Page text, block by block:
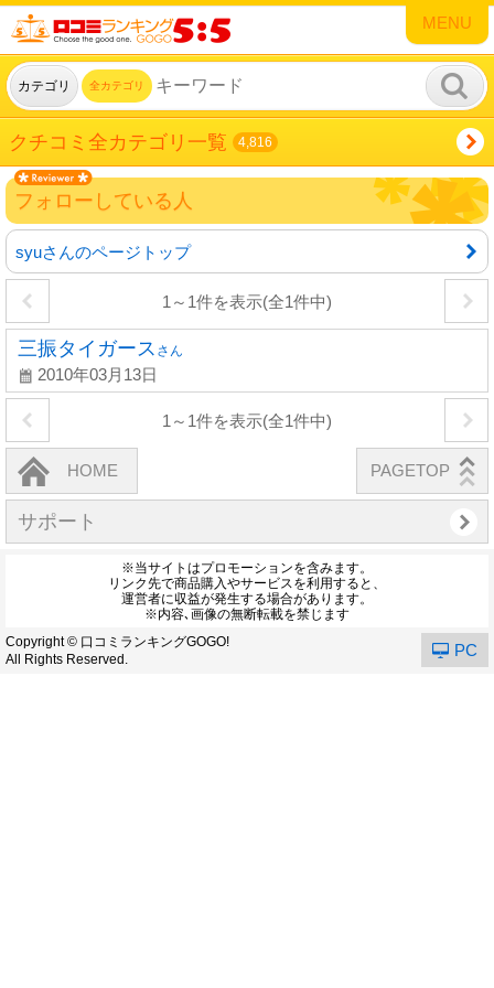
MENU
カテゴリ 全カテゴリ
クチコミ全カテゴリ一覧 4,816
フォローしている人
syuさんのページトップ
1～1件を表示(全1件中)
三振タイガース さん
2010年03月13日
1～1件を表示(全1件中)
HOME PAGETOP
サポート
※当サイトはプロモーションを含みます。
リンク先で商品購入やサービスを利用すると、
運営者に収益が発生する場合があります。
※内容､画像の無断転載を禁じます
Copyright © 口コミランキングGOGO!
All Rights Reserved.
PC